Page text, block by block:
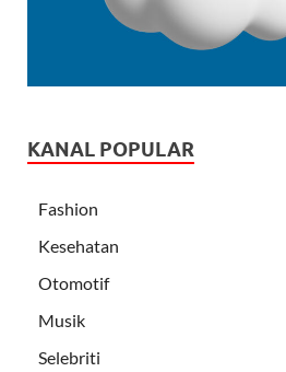
KANAL POPULAR
Fashion
Kesehatan
Otomotif
Musik
Selebriti